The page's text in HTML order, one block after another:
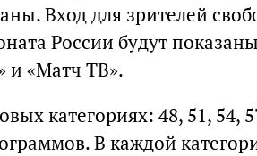
Вход для зрителей
России будут
и «Матч ТВ».
категориях: 48, 51, 54,
В каждой